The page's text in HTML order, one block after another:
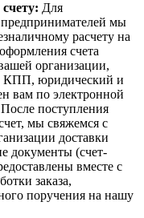
Для
мы
расчету на
счета
организации,
КПП, юридический и
вам по электронной
поступления
мы свяжемся с
доставки
документы (счет-
вместе с
заказа,
поручения на нашу